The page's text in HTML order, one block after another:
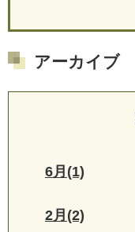
アーカイブ
6月(1)
2月(2)